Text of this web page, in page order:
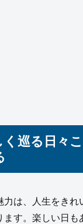
く巡る日々
力は、人生をきれ
ます。楽しい日も